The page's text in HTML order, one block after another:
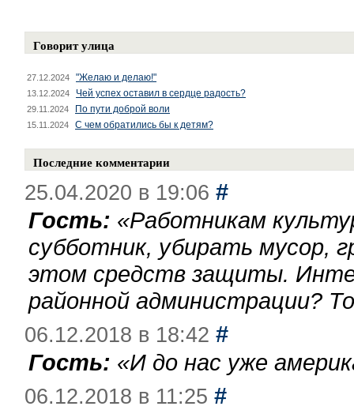
Говорит улица
27.12.2024 "Желаю и делаю!"
13.12.2024 Чей успех оставил в сердце радость?
29.11.2024 По пути доброй воли
15.11.2024 С чем обратились бы к детям?
Последние комментарии
25.04.2020 в 19:06 #
Гость: «Работникам
субботник, убирать мусор,
этом средств защиты.
районной администрации?
06.12.2018 в 18:42 #
Гость: «И до нас уже
06.12.2018 в 11:25 #